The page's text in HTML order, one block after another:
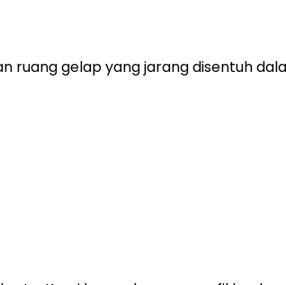
ruang gelap yang jarang disentuh